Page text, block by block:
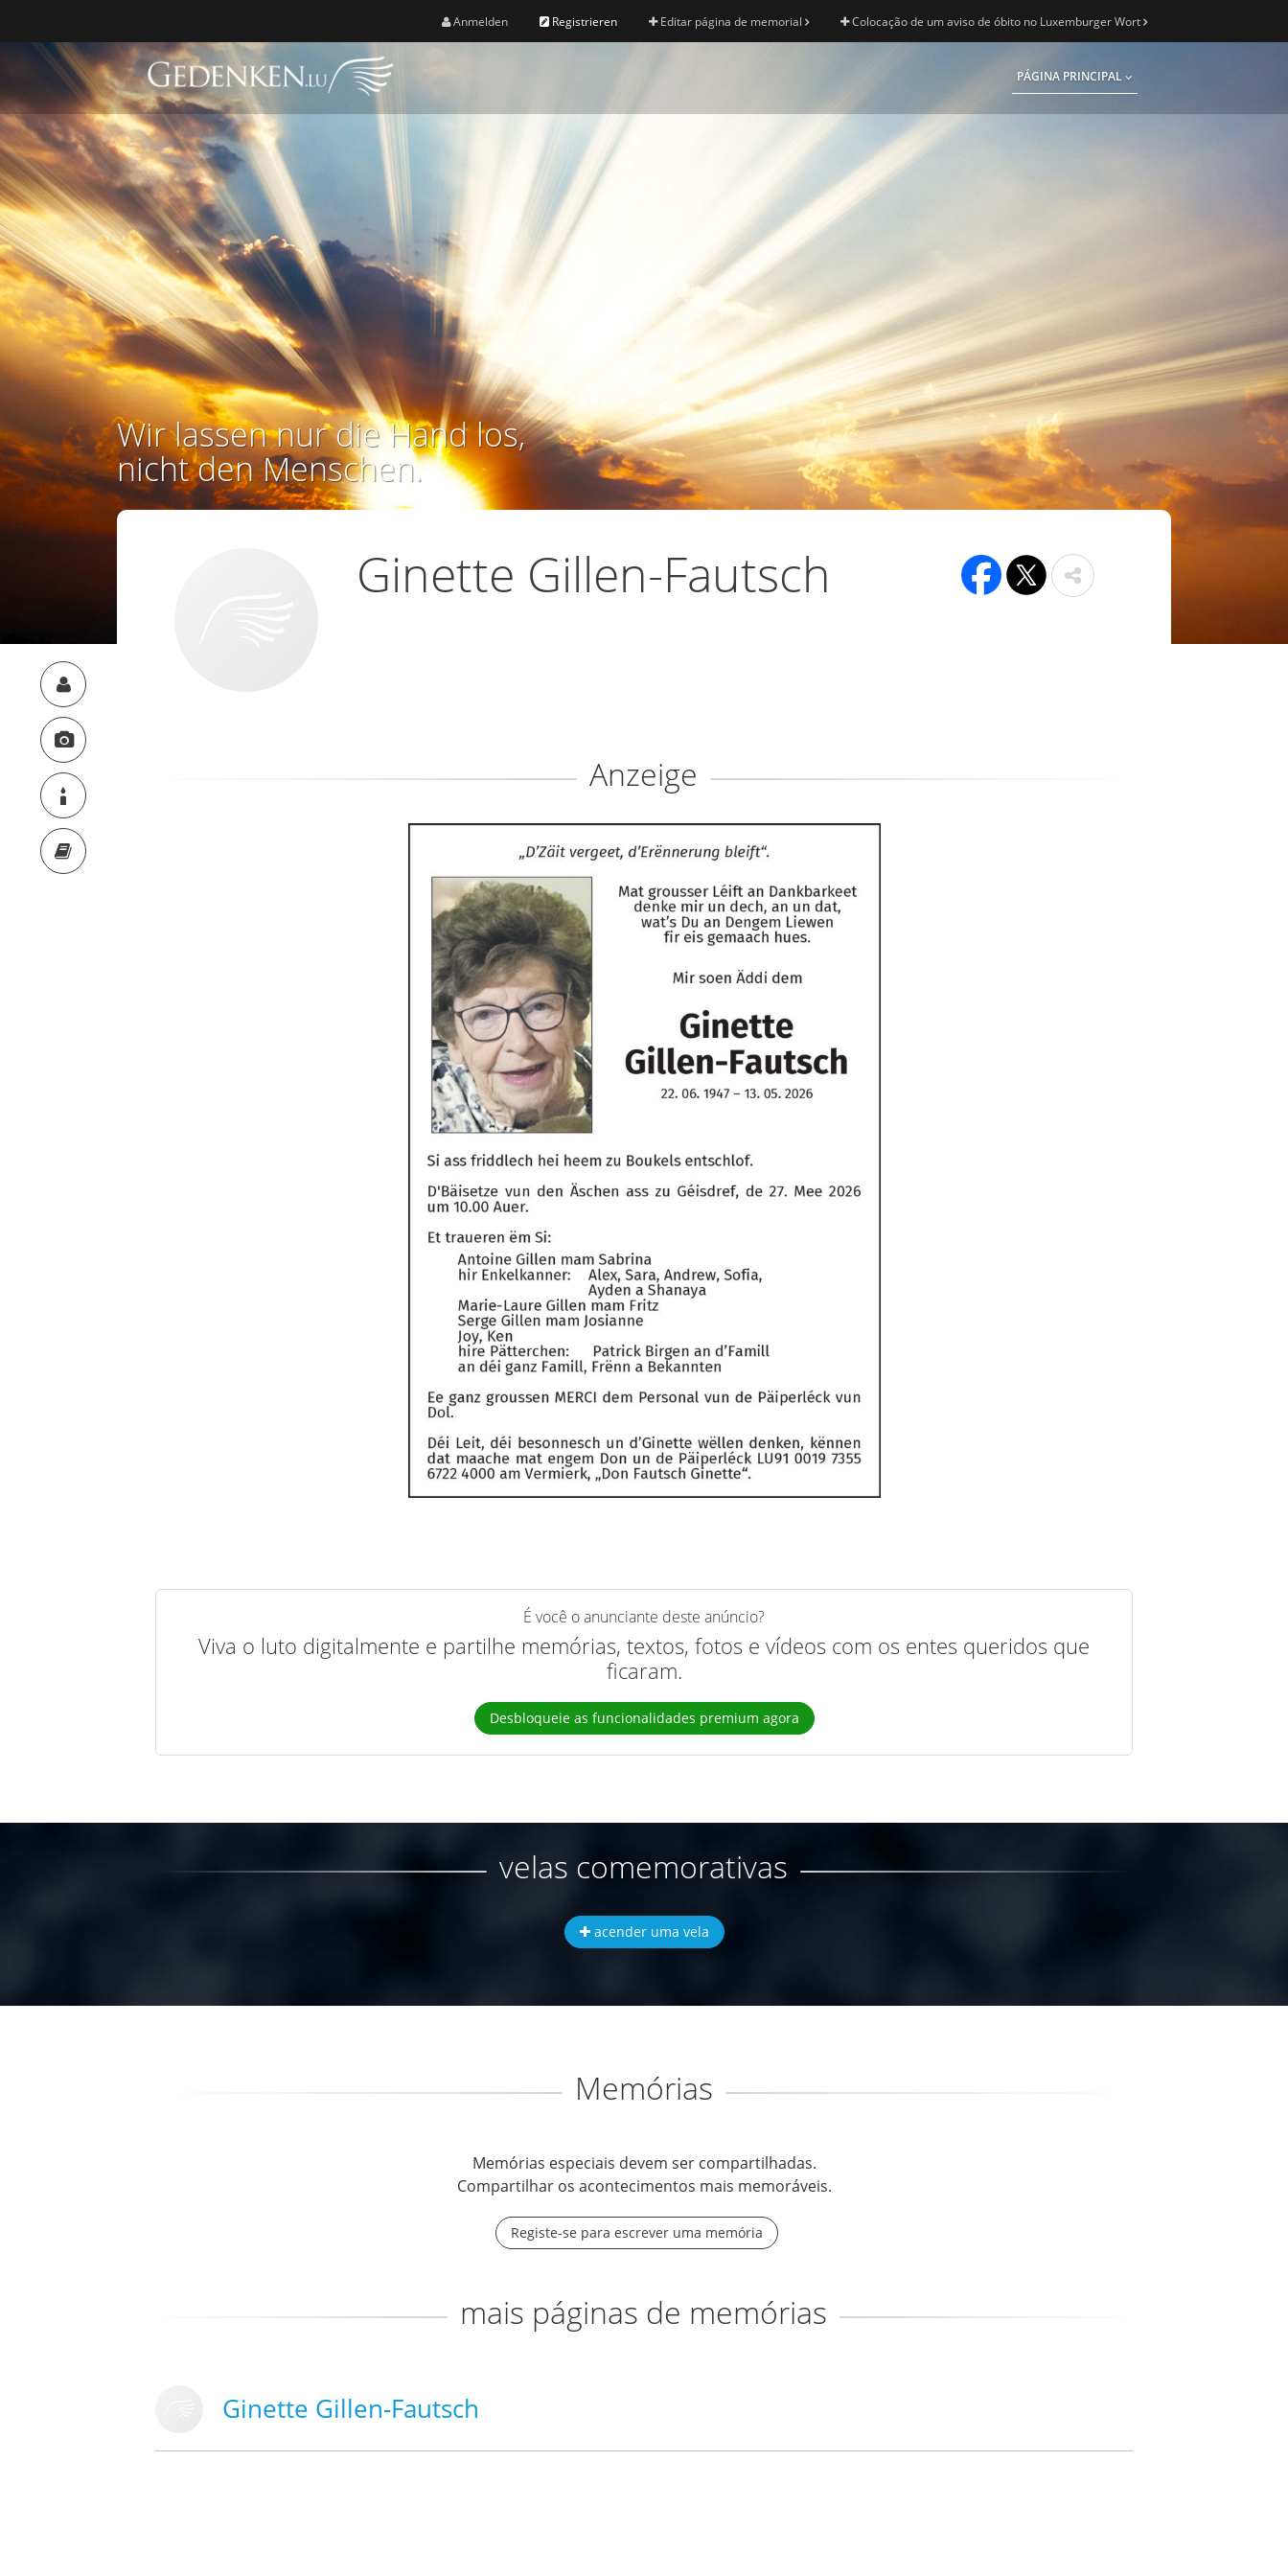
Anmelden Registrieren Editar página de memorial Colocação de um aviso de óbito no Luxemburger Wort
PÁGINA PRINCIPAL
Wir lassen nur die Hand los,
nicht den Menschen.
Ginette Gillen-Fautsch
Anzeige
É você o anunciante deste anúncio?
Viva o luto digitalmente e partilhe memórias, textos, fotos e vídeos com os entes queridos que
ficaram.
Desbloqueie as funcionalidades premium agora
velas comemorativas
acender uma vela
Memórias
Memórias especiais devem ser compartilhadas.
Compartilhar os acontecimentos mais memoráveis.
Registe-se para escrever uma memória
mais páginas de memórias
Ginette Gillen-Fautsch